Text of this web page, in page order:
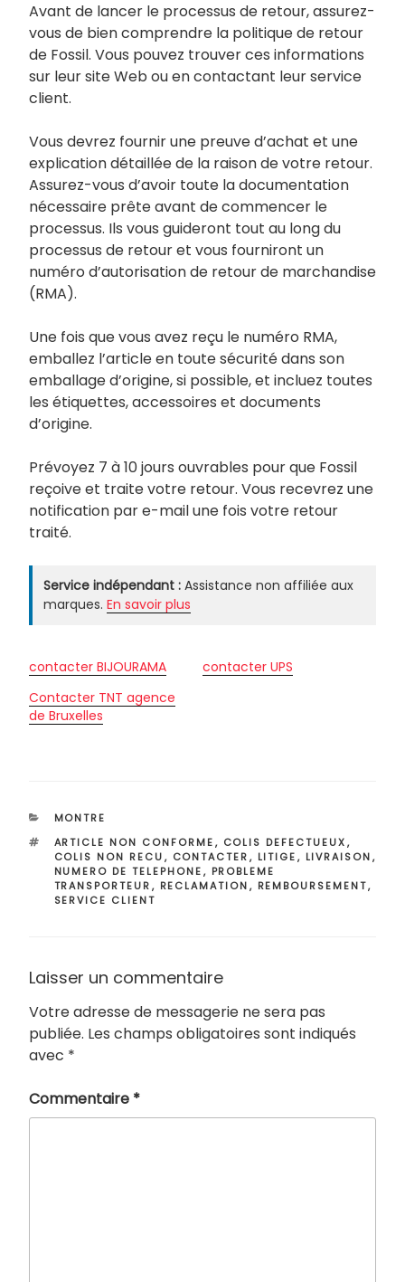
Avant de lancer le processus de retour, assurez-
vous de bien comprendre la politique de retour
de Fossil. Vous pouvez trouver ces informations
sur leur site Web ou en contactant leur service
client.
Vous devrez fournir une preuve d’achat et une
explication détaillée de la raison de votre retour.
Assurez-vous d’avoir toute la documentation
nécessaire prête avant de commencer le
processus. Ils vous guideront tout au long du
processus de retour et vous fourniront un
numéro d’autorisation de retour de marchandise
(RMA).
Une fois que vous avez reçu le numéro RMA,
emballez l’article en toute sécurité dans son
emballage d’origine, si possible, et incluez toutes
les étiquettes, accessoires et documents
d’origine.
Prévoyez 7 à 10 jours ouvrables pour que Fossil
reçoive et traite votre retour. Vous recevrez une
notification par e-mail une fois votre retour
traité.
Service indépendant : Assistance non affiliée aux
marques. En savoir plus
contacter BIJOURAMA
contacter UPS
Contacter TNT agence
de Bruxelles
CATÉGORIES
MONTRE
ÉTIQUETTES
ARTICLE NON CONFORME, COLIS DEFECTUEUX,
COLIS NON RECU, CONTACTER, LITIGE, LIVRAISON,
NUMERO DE TELEPHONE, PROBLEME
TRANSPORTEUR, RECLAMATION, REMBOURSEMENT,
SERVICE CLIENT
Laisser un commentaire
Votre adresse de messagerie ne sera pas
publiée. Les champs obligatoires sont indiqués
avec *
Commentaire *